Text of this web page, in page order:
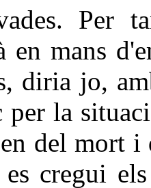
Per
en mans
diria jo,
la
del mort
cregui